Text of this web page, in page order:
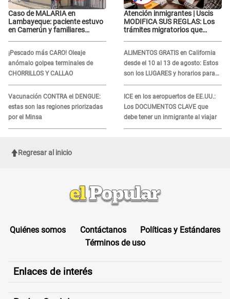
Caso de MALARIA en
Lambayeque: paciente estuvo
en Camerún y familiares
¡Pescado más CARO! Oleaje
anómalo golpea terminales de
CHORRILLOS Y CALLAO
Vacunación CONTRA el DENGUE:
estas son las regiones priorizadas
por el Minsa
Atención inmigrantes | Uscis
MODIFICA SUS REGLAS: Los
trámites migratorios que
ALIMENTOS GRATIS en California
desde el 10 al 13 de agosto: Estos
son los LUGARES y horarios para
recibir la ayuda
ICE en los aeropuertos de EE.UU.:
Los DOCUMENTOS CLAVE que
debe tener un inmigrante al viajar
Regresar al inicio
Quiénes somos Contáctanos
Políticas y Estándares
Términos de uso
Enlaces de interés